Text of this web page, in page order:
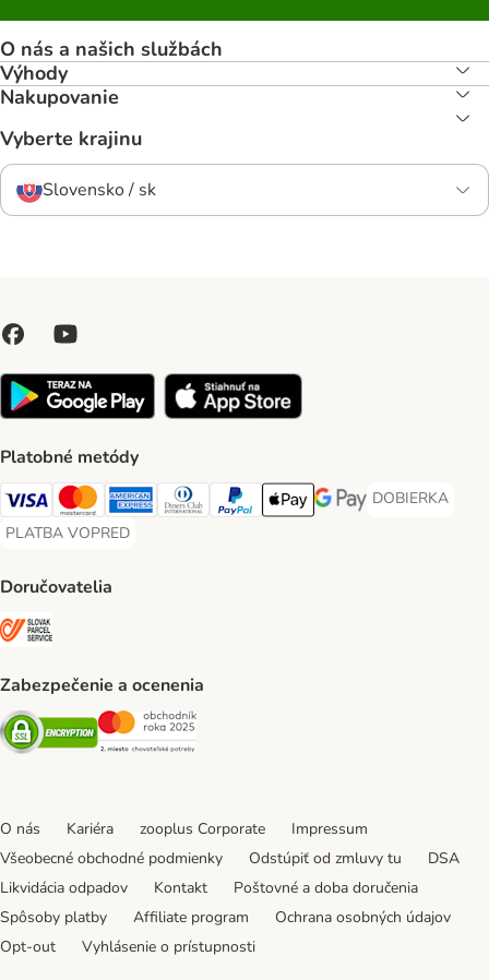
O nás a našich službách
Výhody
Nakupovanie
Vyberte krajinu
Slovensko / sk
Platobné metódy
Visa Payment Method
Mastercard Payment Method
American Express Payment Method
Diners Club Payment Method
PayPal Payment Method
Apple Pay Payment Method
Google Pay Payment
DOBIERKA
DOBIERKA
PLATBA VOPRED
PLATBA VOPRED Payment Method
Doručovatelia
Zabezpečenie a ocenenia
Security Security
O nás Kariéra zooplus Corporate
Impressum
Všeobecné obchodné podmienky
Odstúpiť od zmluvy tu
DSA
Likvidácia odpadov
Kontakt
Poštovné a doba doručenia
Spôsoby platby
Affiliate program
Ochrana osobných údajov
Opt-out
Vyhlásenie o prístupnosti